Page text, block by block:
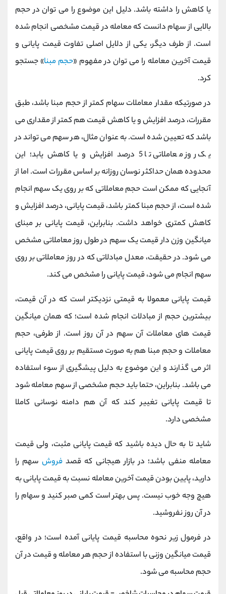
یا کاهش را داشته باشد. دلیل این موضوع را می توان در حجم
بالایی از سهام دانست که معامله در قیمت مشخصی انجام شده
است. از طرف دیگر، یکی از دلایل اصلی تفاوت قیمت پایانی و
قیمت آخرین معامله را می توان در مفهوم «حجم مبنا» جستجو
کرد.
در صورتیکه مقدار معاملات سهام کمتر از حجم مبنا باشد، طبق
مقررات، درصد افزایش و یا کاهش قیمت هم کمتر از مقداری می
باشد که تعیین شده است. به عنوان مثال، هر سهم می تواند در
یک روز معاملاتی تا 5 درصد افزایش و یا کاهش یابد؛ این
محدوده همان حداکثر نوسان روزانه بر اساس مقررات است. اما از
آنجایی که ممکن است حجم معاملاتی که بر روی یک سهم انجام
شده است، از حجم مبنا کمتر باشد، قیمت پایانی، درصد افزایش و
کاهش کمتری خواهد داشت. بنابراین، قیمت پایانی بر مبنای
میانگین وزن دار قیمت یک سهم در طول روز معاملاتی مشخص
می شود. در حقیقت، معدل مبادلاتی که در روز معاملاتی بر روی
سهم انجام می شود، قیمت پایانی را مشخص می کند.
قیمت پایانی معمولا به قیمتی نزدیکتر است که در آن قیمت،
بیشترین حجم از مبادلات انجام شده است؛ که همان میانگین
قیمت های معاملات آن سهم در آن روز است. از طرفی، حجم
معاملات و حجم مبنا هم به صورت مستقیم بر روی قیمت پایانی
اثر می گذارند و این موضوع به دلیل پیشگیری از سوء استفاده
می باشد. بنابراین، حتما باید حجم مشخصی از سهم معامله شود
تا قیمت پایانی تغییر کند که آن هم دامنه نوسانی کاملا
مشخصی دارد.
شاید تا به حال دیده باشید که قیمت پایانی مثبت، ولی قیمت
معامله منفی باشد؛ در بازار هیجانی که قصدفروش سهم را
دارید، پایین بودن قیمت آخرین معامله نسبت به قیمت پایانی به
هیچ وجه خوب نیست. پس بهتر است کمی صبر کنید و سهام را
در آن روز نفروشید.
در فرمول زیر نحوه محاسبه قیمت پایانی آمده است؛ در واقع،
قیمت میانگین وزنی با استفاده از حجم هر معامله و قیمت در آن
حجم محاسبه می شود.